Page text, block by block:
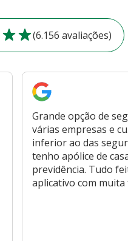
(6.156 avaliações)
Grande opção de
várias empresas e
inferior ao das
tenho apólice de
previdência. Tudo
aplicativo com muita